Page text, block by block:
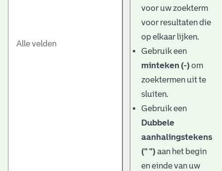
voor uw zoekterm
voor resultaten die
op elkaar lijken.
Gebruik een
minteken (-) om
zoektermen uit te
sluiten.
Gebruik een
Dubbele
aanhalingstekens
(" ") aan het begin
en einde van uw